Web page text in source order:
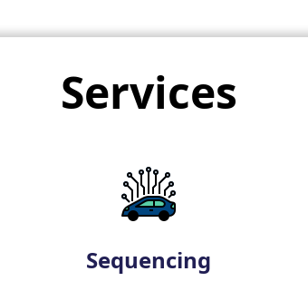
Services
Sequencing